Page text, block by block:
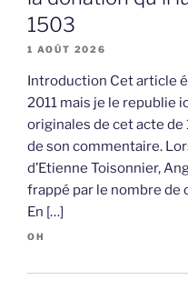
1503
1 AOÛT 2026
Introduction Cet article
2011 mais je le republie
originales de cet acte
de son commentaire.
d’Etienne Toisonnier,
frappé par le nombre de
En […]
OH